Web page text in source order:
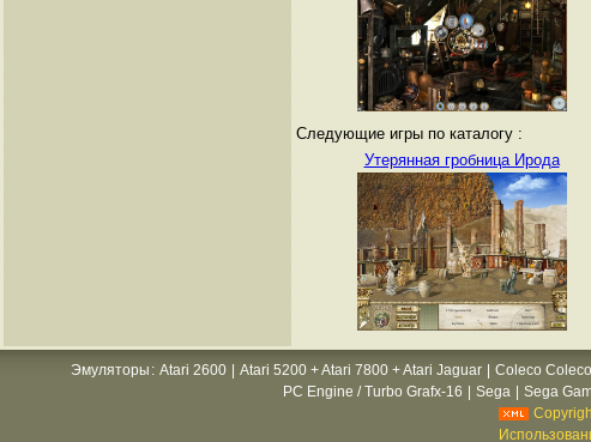
Следующие игры по каталогу :
Утерянная гробница Ирода
Эмуляторы : Atari 2600 Atari 5200 + Atari 7800 + Atari Jaguar Coleco
PC Engine / Turbo Grafx-16
Sega Sega